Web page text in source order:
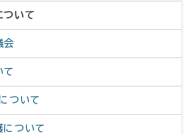
ついて
会
て
ついて
について